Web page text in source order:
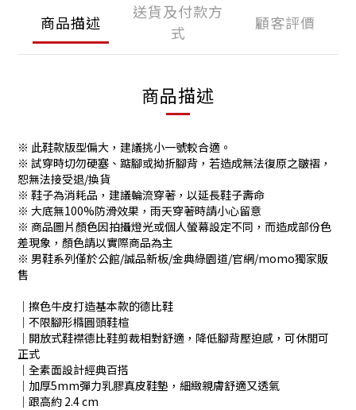
商品描述
送貨及付款方
式
顧客評價
商品描述
※ 此鞋款版型偏大，建議挑小一號較合適。
※ 試穿時切勿硬塞、踮腳或拗折腳背，若造成無法復原之皺褶，
恕無法接受退/換貨
※ 鞋子為消耗品，建議輪流穿著，以延長鞋子壽命
※ 大底無100%防滑效果，雨天穿著時請小心留意
※ 商品圖片顏色因拍攝燈光或個人螢幕設定不同，而造成部份色
差現象，顏色請以實際商品為主
※ 男鞋系列僅於公館/誠品新板/金典綠園道/官網/momo獨家販
售
│擦色牛皮打造基本款的德比鞋
│不限腳形橢圓頭鞋楦
│開放式鞋襟德比鞋剪裁相對舒適，降低腳背壓迫感，可休閒可
正式
│全素面設計經典百搭
│加厚5mm彈力乳膠真皮鞋墊，細緻親膚舒適又透氣
│跟高約 2.4 cm